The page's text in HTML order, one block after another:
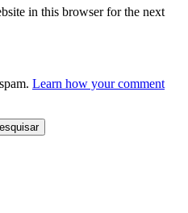
in this browser for the next
Learn how your comment